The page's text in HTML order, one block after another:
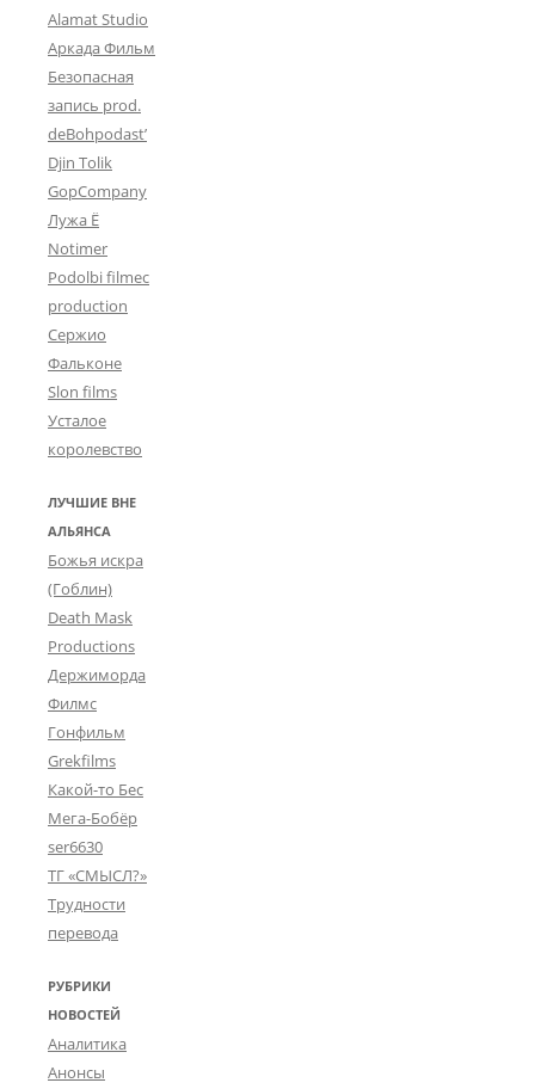
Alamat Studio
Аркада Фильм
Безопасная
запись prod.
deBohpodast’
Djin Tolik
GopCompany
Лужа Ё
Notimer
Podolbi filmec
production
Сержио
Фальконе
Slon films
Усталое
королевство
ЛУЧШИЕ ВНЕ
АЛЬЯНСА
Божья искра
(Гоблин)
Death Mask
Productions
Держиморда
Филмс
Гонфильм
Grekfilms
Какой-то Бес
Мега-Бобёр
ser6630
ТГ «СМЫСЛ?»
Трудности
перевода
РУБРИКИ
НОВОСТЕЙ
Аналитика
Анонсы